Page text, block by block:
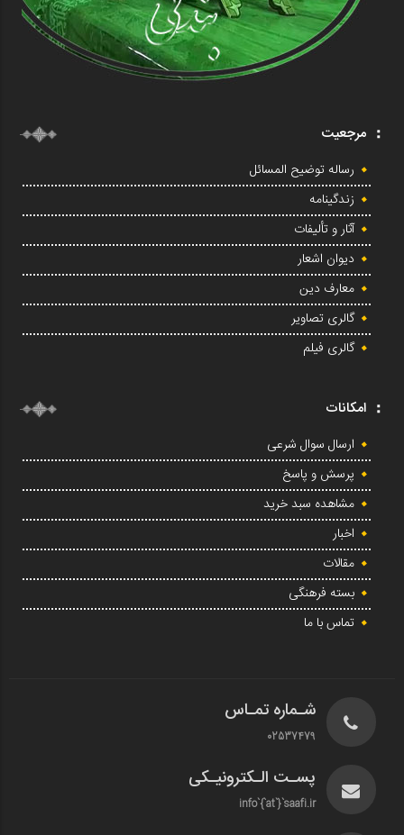
مرجعیت
رساله توضیح المسائل
زندگینامه
آثار و تألیفات
دیوان اشعار
معارف دین
گالری تصاویر
گالری فیلم
امکانات
ارسال سوال شرعی
پرسش و پاسخ
مشاهده سبد خرید
اخبار
مقالات
بسته فرهنگی
تماس با ما
شـماره تمـاس
02537479
پسـت الـکترونیـکی
info`{`at`}`saafi.ir